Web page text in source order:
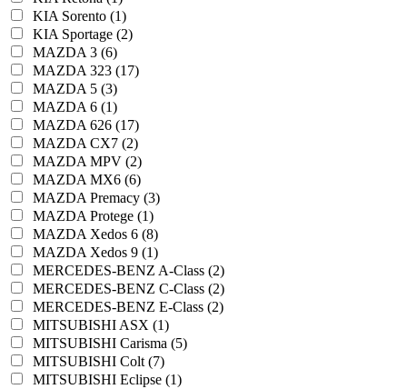
KIA Sorento (1)
KIA Sportage (2)
MAZDA 3 (6)
MAZDA 323 (17)
MAZDA 5 (3)
MAZDA 6 (1)
MAZDA 626 (17)
MAZDA CX7 (2)
MAZDA MPV (2)
MAZDA MX6 (6)
MAZDA Premacy (3)
MAZDA Protege (1)
MAZDA Xedos 6 (8)
MAZDA Xedos 9 (1)
MERCEDES-BENZ A-Class (2)
MERCEDES-BENZ C-Class (2)
MERCEDES-BENZ E-Class (2)
MITSUBISHI ASX (1)
MITSUBISHI Carisma (5)
MITSUBISHI Colt (7)
MITSUBISHI Eclipse (1)